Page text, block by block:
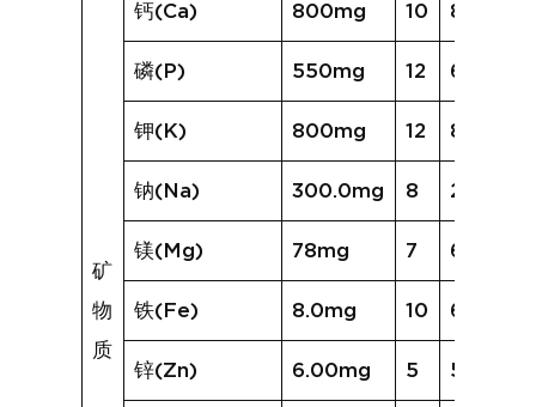
矿
物
质
钙(Ca) 800mg 10 858mg
磷(P) 550mg 12 618mg
钾(K) 800mg 12 882mg
钠(Na) 300.0mg 8 219.5mg
镁(Mg) 78mg 7 64mg
铁(Fe) 8.0mg 10 6.0mg
锌(Zn) 6.00mg 5 5.13mg